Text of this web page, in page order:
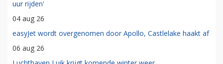
uur rijden'
04 aug 26
easyJet wordt overgenomen door Apollo, Castlelake haakt af
06 aug 26